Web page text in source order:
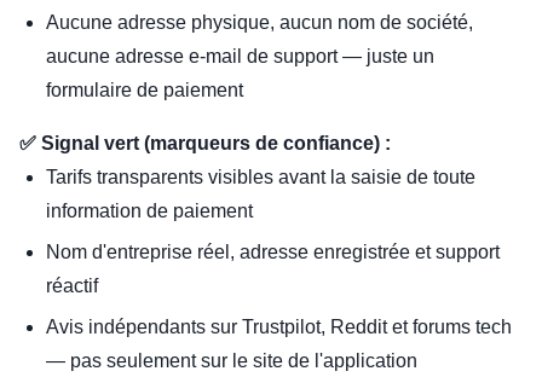
Aucune adresse physique, aucun nom de société,
aucune adresse e-mail de support — juste un
formulaire de paiement
✅ Signal vert (marqueurs de confiance) :
Tarifs transparents visibles avant la saisie de toute
information de paiement
Nom d'entreprise réel, adresse enregistrée et support
réactif
Avis indépendants sur Trustpilot, Reddit et forums tech
— pas seulement sur le site de l'application